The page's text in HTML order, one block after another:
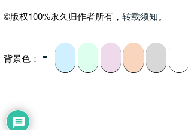
©版权100%永久归作者所有， 转载须知。
背景色： -